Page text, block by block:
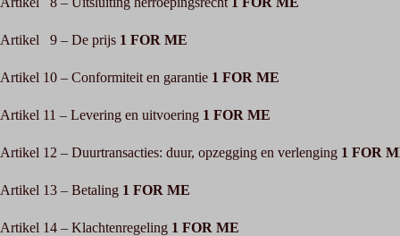
Artikel 9 – De prijs 1 FOR ME
Artikel 10 – Conformiteit en garantie 1 FOR ME
Artikel 11 – Levering en uitvoering 1 FOR ME
Artikel 12 – Duurtransacties: duur, opzegging en verlenging 1 FOR
Artikel 13 – Betaling 1 FOR ME
Artikel 14 – Klachtenregeling 1 FOR ME